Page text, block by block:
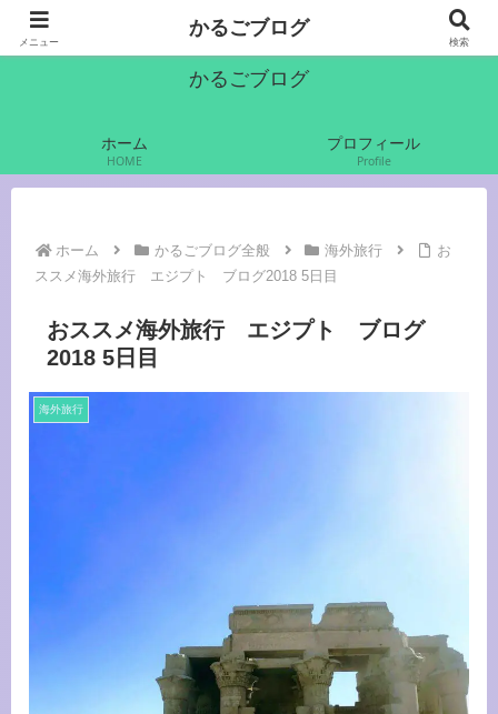
かるご（軽語）でいきます
かるごブログ
ホーム
HOME
プロフィール
Profile
ホーム かるごブログ全般 海外旅行
お
ススメ海外旅行 エジプト ブログ2018 5日目
おススメ海外旅行 エジプト ブログ
2018 5日目
海外旅行
メニュー
かるごブログ
検索